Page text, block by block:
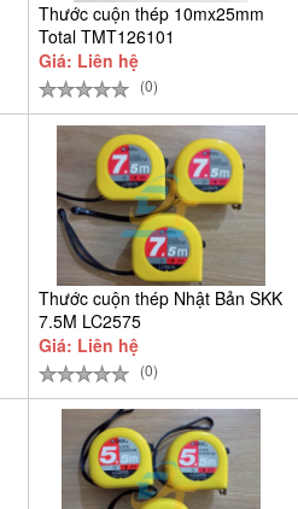
Thước cuộn thép 10mx25mm
Total TMT126101
Giá: Liên hệ
(0)
Thước cuộn thép Nhật Bản SKK
7.5M LC2575
Giá: Liên hệ
(0)